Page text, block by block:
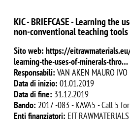
KiC - BRIEFCASE - Learning the
non-conventional teaching tools
Sito web: https://
learning-the-uses-of-minerals-thro…
Responsabili: VAN AKEN MAURO IVO
Data di inizio: 01.01.2019
Data di fine: 31.12.2019
Bando: 2017 -083 - KAVA5 - Call 5
Enti finanziatori: EIT